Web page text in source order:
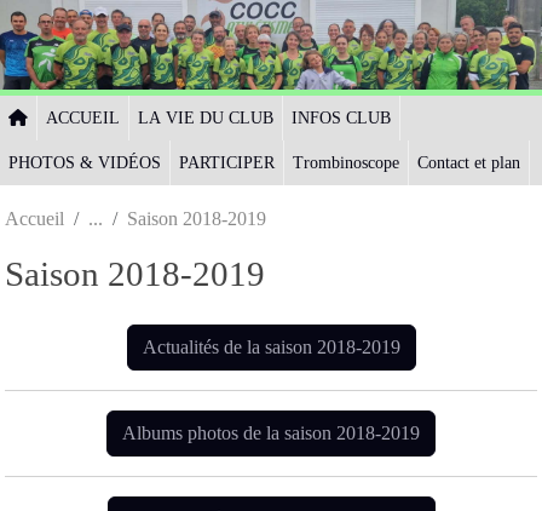
ACCUEIL LA VIE DU CLUB INFOS CLUB
PHOTOS & VIDÉOS PARTICIPER Trombinoscope Contact et plan
Accueil Saison 2018-2019
Saison 2018-2019
Actualités de la saison 2018-2019
Albums photos de la saison 2018-2019
Panneau de gestion des cookies